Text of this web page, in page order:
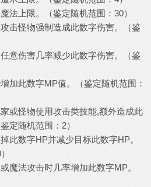
法上限。（鉴定随机范围：30）
击怪物强制造成此数字伤害。（鉴
意伤害几率减少此数字伤害。（鉴
加此数字MP值。（鉴定随机范围：
或怪物使用攻击类技能,额外造成此
定随机范围：2）
此数字HP并减少目标此数字HP。
魔法攻击时几率增加此数字MP。